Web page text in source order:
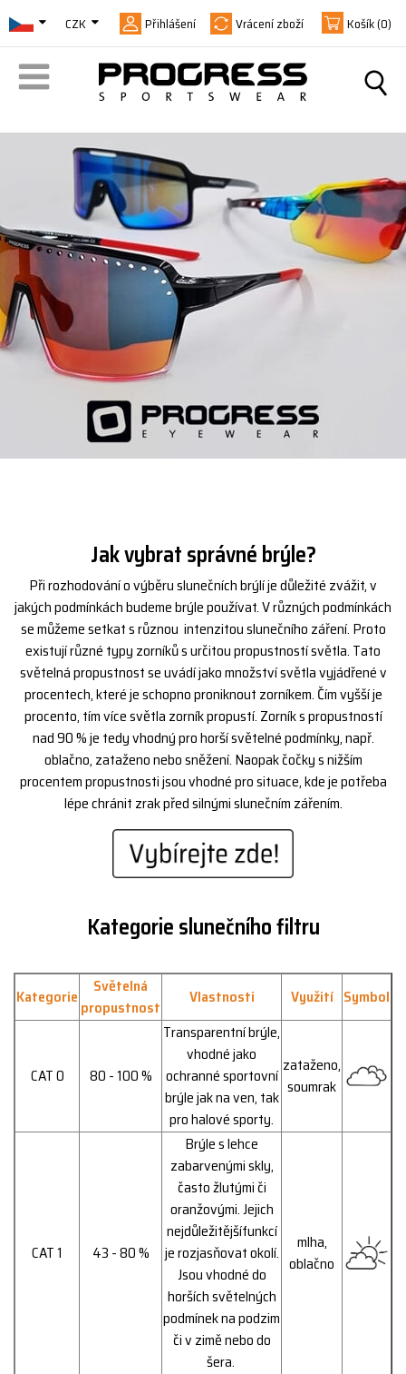
CZK Přihlášení Vrácení zboží Košík(0)
Jak vybrat správné brýle?
Při rozhodování o výběru slunečních brýlí je důležité zvážit, v
jakých podmínkách budeme brýle používat. V různých podmínkách
se můžeme setkat s různou intenzitou slunečního záření. Proto
existují různé typy zorníků s určitou propustností světla. Tato
světelná propustnost se uvádí jako množství světla vyjádřené v
procentech, které je schopno proniknout zorníkem. Čím vyšší je
procento, tím více světla zorník propustí. Zorník s propustností
nad 90 % je tedy vhodný pro horší světelné podmínky, např.
oblačno, zataženo nebo sněžení. Naopak čočky s nižším
procentem propustnosti jsou vhodné pro situace, kde je potřeba
lépe chránit zrak před silnými slunečním zářením.
Kategorie slunečního filtru
Kategorie
Světelná
propustnost
Vlastnosti Využití Symbol
CAT 0 80 - 100 %
Transparentní brýle,
vhodné jako
ochranné sportovní
brýle jak na ven, tak
pro halové sporty.
zataženo,
soumrak
CAT 1 43 - 80 %
Brýle s lehce
zabarvenými skly,
často žlutými či
oranžovými. Jejich
nejdůležitějšífunkcí
je rozjasňovat okolí.
Jsou vhodné do
horších světelných
podmínek na podzim
či v zimě nebo do
šera.
mlha,
oblačno